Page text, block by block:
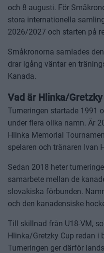
och 8 augusti. För
stora internationella
2026/2027 och starten på
Småkronorna samlades
drar igång väntar en
Kanada.
Vad är Hlinka/Gretzky
Turneringen startade 1991
under flera olika namn. År
Hlinka Memorial
spelaren och tränaren Ivan
Sedan 2018 heter
samarbete mellan de
slovakiska förbunden.
och den kanadensiske
Till skillnad från U18-VM,
Hlinka/Gretzky Cup redan i
Turneringen ger därför